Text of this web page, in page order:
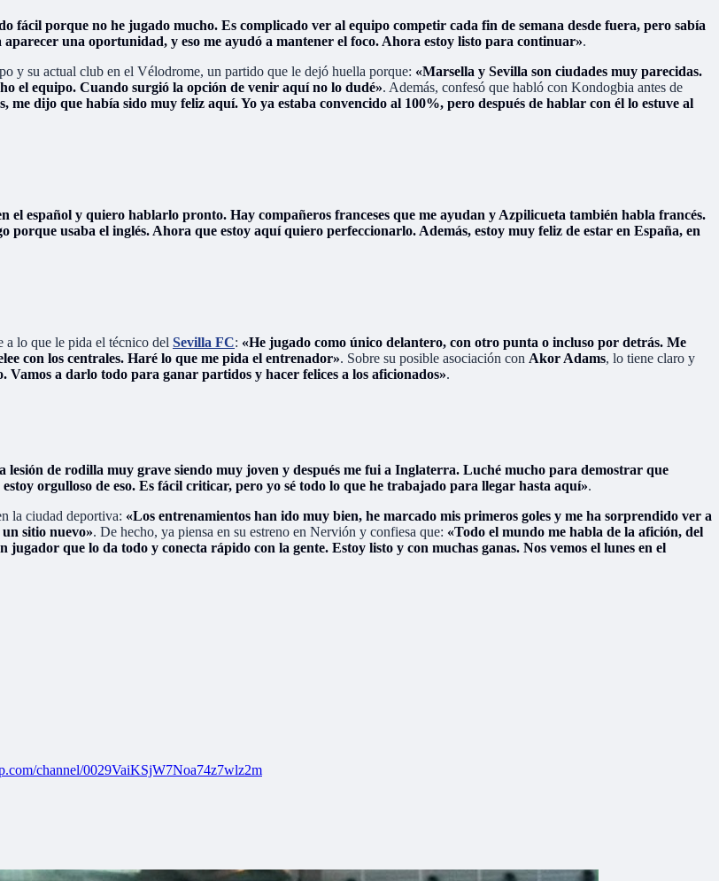
fácil porque no he jugado mucho. Es complicado ver al equipo competir cada fin de semana desde fuera, pero sabía
una oportunidad, y eso me ayudó a mantener el foco. Ahora estoy listo para continuar».
y su actual club en el Vélodrome, un partido que le dejó huella porque: «Marsella y Sevilla son ciudades muy parecidas.
el equipo. Cuando surgió la opción de venir aquí no lo dudé». Además, confesó que habló con Kondogbia antes de
dijo que había sido muy feliz aquí. Yo ya estaba convencido al 100%, pero después de hablar con él lo estuve al
el español y quiero hablarlo pronto. Hay compañeros franceses que me ayudan y Azpilicueta también habla francés.
usaba el inglés. Ahora que estoy aquí quiero perfeccionarlo. Además, estoy muy feliz de estar en España, en
a lo que le pida el técnico del Sevilla FC: «He jugado como único delantero, con otro punta o incluso por detrás. Me
con los centrales. Haré lo que me pida el entrenador». Sobre su posible asociación con Akor Adams, lo tiene claro y
Vamos a darlo todo para ganar partidos y hacer felices a los aficionados».
lesión de rodilla muy grave siendo muy joven y después me fui a Inglaterra. Luché mucho para demostrar que
orgulloso de eso. Es fácil criticar, pero yo sé todo lo que he trabajado para llegar hasta aquí».
la ciudad deportiva: «Los entrenamientos han ido muy bien, he marcado mis primeros goles y me ha sorprendido ver a
sitio nuevo». De hecho, ya piensa en su estreno en Nervión y confiesa que: «Todo el mundo me habla de la afición, del
que lo da todo y conecta rápido con la gente. Estoy listo y con muchas ganas. Nos vemos el lunes en el
channel/0029VaiKSjW7Noa74z7wlz2m